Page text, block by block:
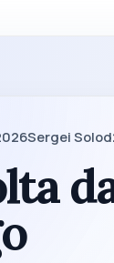
Sergei Solod